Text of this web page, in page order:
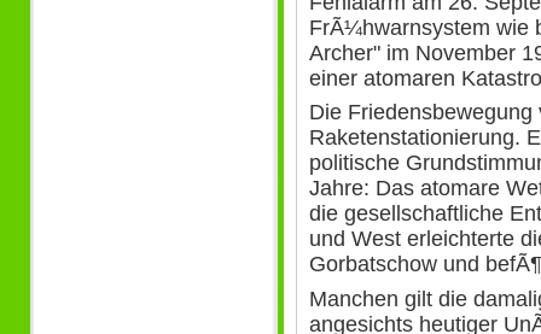
FrÃ¼hwarnsystem wie
Archer" im November
einer atomaren
Die
Raketenstationierung.
politische
Jahre: Das atomare
die gesellschaftliche
und West erleichterte
Gorbatschow und
Manchen gilt die
angesichts heutiger